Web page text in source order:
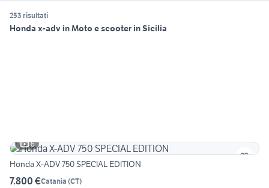
253 risultati
Honda x-adv in Moto e scooter in Sicilia
6
Honda X-ADV 750 SPECIAL EDITION
7.800 €Catania (CT)